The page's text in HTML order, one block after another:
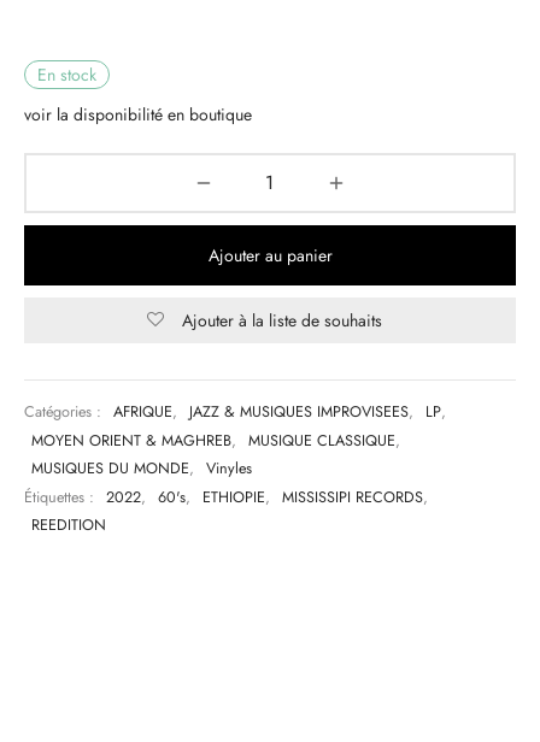
En stock
voir la disponibilité en boutique
Ajouter au panier
Ajouter à la liste de souhaits
Catégories : AFRIQUE, JAZZ & MUSIQUES IMPROVISEES, LP,
MOYEN ORIENT & MAGHREB, MUSIQUE CLASSIQUE,
MUSIQUES DU MONDE,
Vinyles
Étiquettes :
2022, 60's, ETHIOPIE, MISSISSIPI RECORDS,
REEDITION